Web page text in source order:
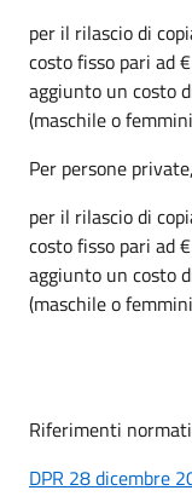
per il rilascio di
costo fisso pari ad
aggiunto un costo
(maschile o
Per persone
per il rilascio di
costo fisso pari ad
aggiunto un costo
(maschile o
Riferimenti
DPR 28 dicembre